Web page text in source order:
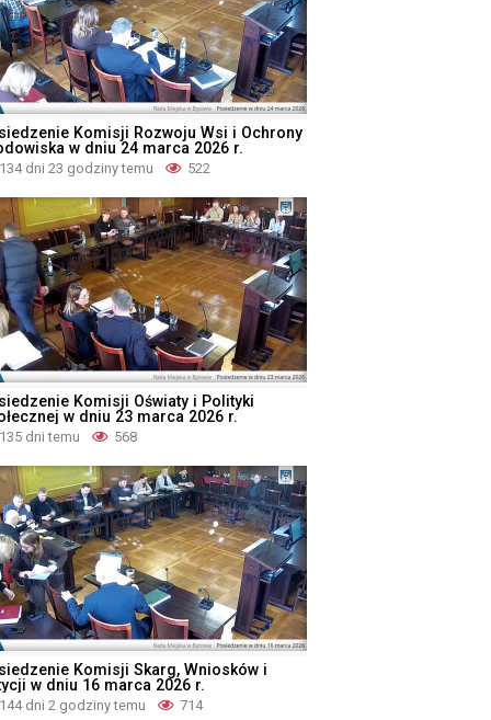
Komisji Rozwoju Wsi i Ochrony
w dniu 24 marca 2026 r.
134 dni 23 godziny temu 522
Komisji Oświaty i Polityki
w dniu 23 marca 2026 r.
135 dni temu 568
Komisji Skarg, Wniosków i
w dniu 16 marca 2026 r.
144 dni 2 godziny temu 714